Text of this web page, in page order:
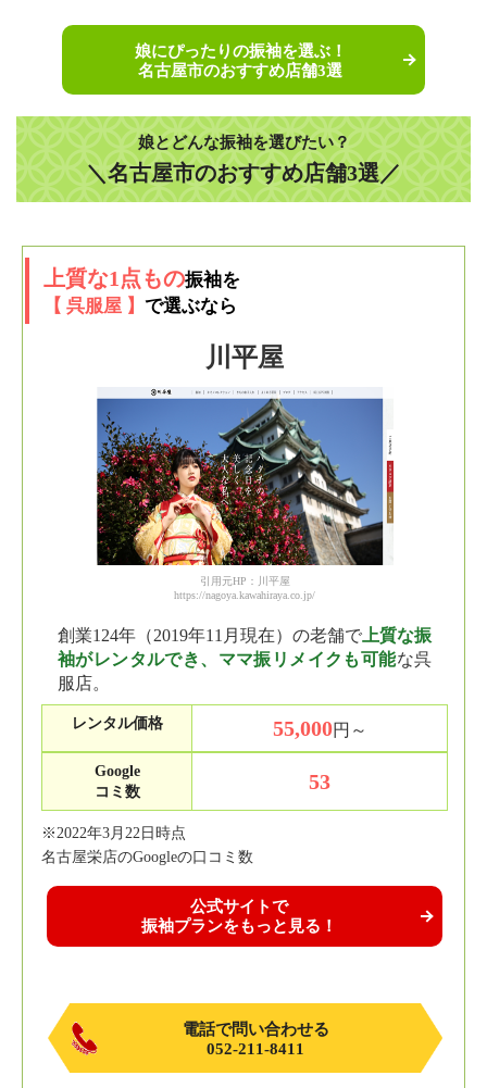
娘にぴったりの振袖を選ぶ！
名古屋市のおすすめ店舗3選
娘とどんな振袖を選びたい？
＼名古屋市のおすすめ店舗3選／
上質な1点もの振袖を
【 呉服屋 】 で選ぶなら
川平屋
引用元HP：川平屋
https://nagoya.kawahiraya.co.jp/
創業124年（2019年11月現在）の老舗で 上質な振
袖がレンタルでき、ママ振リメイクも可能な呉
服店。
レンタル価格 55,000円～
Google
コミ数
53
※2022年3月22日時点
名古屋栄店のGoogleの口コミ数
公式サイトで
振袖プランをもっと見る！
電話で問い合わせる
052-211-8411